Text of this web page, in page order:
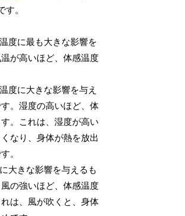
す。
度に最も大きな影響を
が高いほど、体感温度
度に大きな影響を与え
。湿度の高いほど、体
。これは、湿度が高い
なり、身体が熱を放出
。
大きな影響を与えるも
の強いほど、体感温度
は、風が吹くと、身体